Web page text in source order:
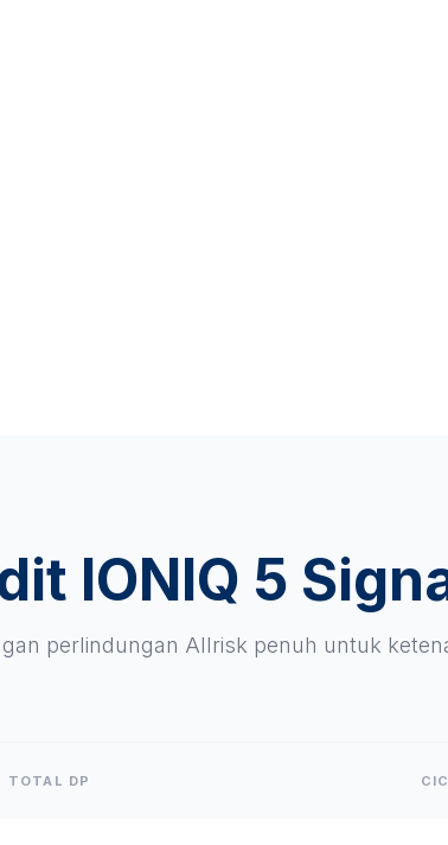
IONIQ 5
perlindungan Allrisk penuh untuk
TOTAL DP